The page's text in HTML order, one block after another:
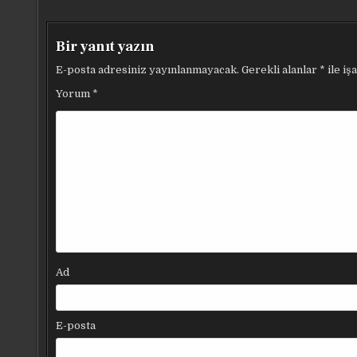
Bir yanıt yazın
E-posta adresiniz yayınlanmayacak. Gerekli alanlar * ile
Yorum *
Ad
E-posta